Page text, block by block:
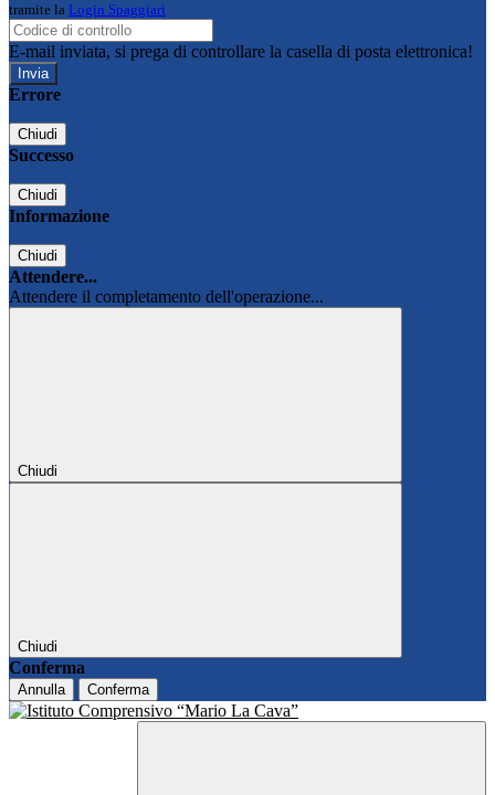
tramite la Login Spaggiari
E-mail inviata, si prega di controllare la casella di posta elettronica!
Errore
Chiudi
Successo
Chiudi
Informazione
Chiudi
Attendere...
Attendere il completamento dell'operazione...
Chiudi
Chiudi
Conferma
Annulla Conferma